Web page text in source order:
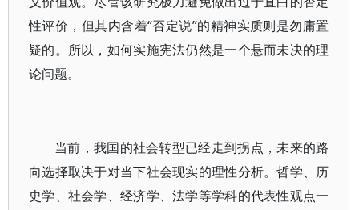
性评价，但其内含着“否定说”的精神实质则是勿庸置
疑的。所以，如何实施宪法仍然是一个悬而未决的理
论问题。
当前，我国的社会转型已经走到拐点，未来的路
向选择取决于对当下社会现实的理性分析。哲学、历
史学、社会学、经济学、法学等学科的代表性观点一